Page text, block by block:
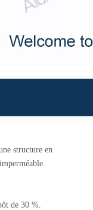
structure en
de 30 %.